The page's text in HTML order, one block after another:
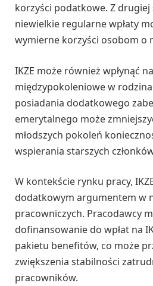
korzyści podatkowe. Z
niewielkie regularne wpłaty
wymierne korzyści osobom o
IKZE może również wpłynąć
międzypokoleniowe w
posiadania dodatkowego
emerytalnego może
młodszych pokoleń
wspierania starszych
W kontekście rynku pracy,
dodatkowym argumentem w
pracowniczych. Pracodawcy
dofinansowanie do wpłat na
pakietu benefitów, co może
zwiększenia stabilności
pracowników.